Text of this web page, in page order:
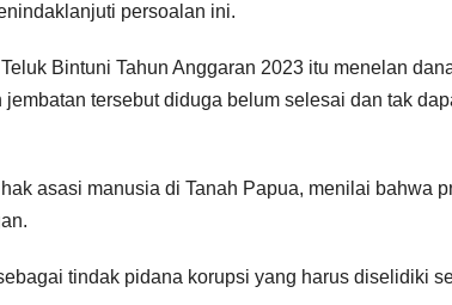
persoalan ini.
Bintuni Tahun Anggaran 2023 itu menelan
tersebut diduga belum selesai dan tak
asasi manusia di Tanah Papua, menilai bahwa
tindak pidana korupsi yang harus diselidiki